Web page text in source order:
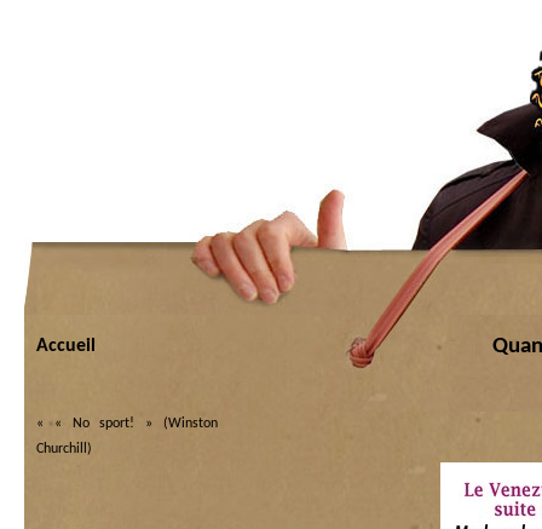
Accueil
« « No sport! » (Winston
Churchill)